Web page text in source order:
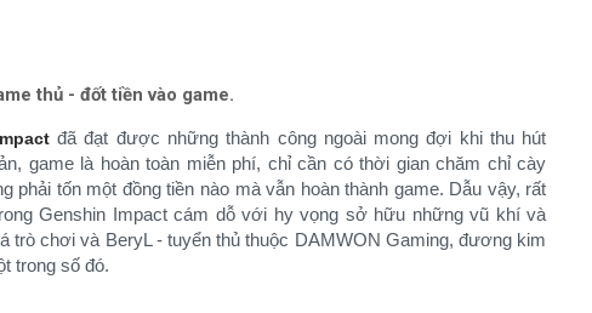
thủ - đốt tiền vào game.
đã đạt được những thành công ngoài mong đợi khi thu hút
game là hoàn toàn miễn phí, chỉ cần có thời gian chăm chỉ cày
phải tốn một đồng tiền nào mà vẫn hoàn thành game. Dẫu vậy, rất
Genshin Impact cám dỗ với hy vọng sở hữu những vũ khí và
trò chơi và BeryL - tuyển thủ thuộc DAMWON Gaming, đương kim
trong số đó.